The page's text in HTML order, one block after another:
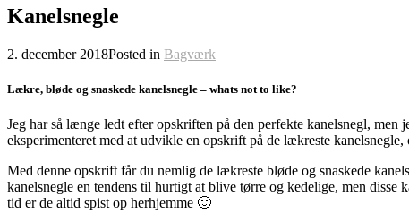
Kanelsnegle
2. december 2018Posted in Bagværk
Lækre, bløde og snaskede kanelsnegle – whats not to like?
Jeg har så længe ledt efter opskriften på den perfekte kanelsnegl,
eksperimenteret med at udvikle en opskrift på de lækreste
Med denne opskrift får du nemlig de lækreste bløde og snaskede
kanelsnegle en tendens til hurtigt at blive tørre og kedelige, men
tid er de altid spist op herhjemme 🙂